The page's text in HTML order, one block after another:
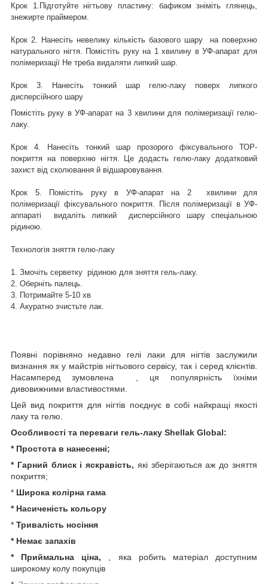
Крок 1.Підготуйте нігтьову пластину: бафиком зніміть глянець,
знежирте праймером.
Крок 2. Нанесіть невелику кількість базового шару на поверхню
натурального нігтя. Помістіть руку на 1 хвилину в УФ-апарат для
полімеризації Не треба видаляти липкий шар.
Крок 3. Нанесіть тонкий шар гелю-лаку поверх липкого
дисперсійного шару
Помістіть руку в УФ-апарат на 3 хвилини для полімеризації гелю-
лаку.
Крок 4. Нанесіть тонкий шар прозорого фіксувального ТОР-
покриття на поверхню нігтя. Це додасть гелю-лаку додатковий
захист від сколювання й відшаровування.
Крок 5. Помістіть руку в УФ-апарат на 2 хвилини для
полімеризації фіксувального покриття. Після полімеризації в УФ-
аппараті видаліть липкий дисперсійного шару спеціальною
рідиною.
Технологія зняття гелю-лаку
1. Змочіть серветку рідиною для зняття гель-лаку.
2. Оберніть палець.
3. Потримайте 5-10 хв
4. Акуратно зчистьте лак.
Появні порівняно недавно гелі лаки для нігтів заслужили
визнання як у майстрів нігтьового сервісу, так і серед клієнтів.
Насамперед зумовлена , ця популярність їхніми
дивовижними властивостями.
Цей вид покриття для нігтів поєднує в собі найкращі якості
лаку та гелю.
Особливості та переваги гель-лаку Shellak Global:
* Простота в нанесенні;
* Гарний блиск і яскравість, які зберігаються аж до зняття
покриття;
* Широка колірна гама
* Насиченість кольору
* Тривалість носіння
* Немає запахів
* Приймальна ціна,
, яка робить матеріал доступним
широкому колу покупців